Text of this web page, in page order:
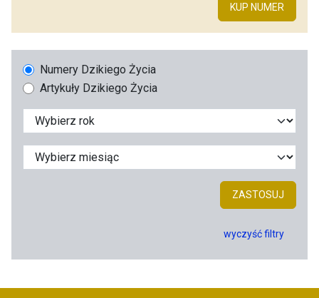
KUP NUMER
Numery Dzikiego Życia
Artykuły Dzikiego Życia
ZASTOSUJ
wyczyść filtry